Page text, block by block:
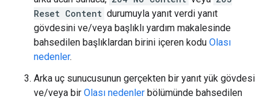
Reset Content durumuyla yanıt verdi yanıt
gövdesini ve/veya başlıklı yardım makalesinde
bahsedilen başlıklardan birini içeren kodu Olası
nedenler.
Arka uç sunucusunun gerçekten bir yanıt yük gövdesi
ve/veya bir Olası nedenler bölümünde bahsedilen